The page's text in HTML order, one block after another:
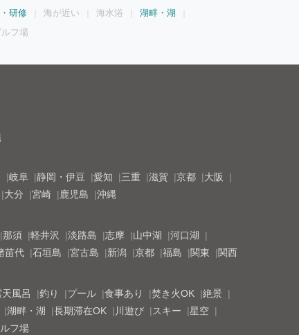
研修 海が近い 海水浴
湖畔・湖
ルフ場
岐阜 静岡・伊豆 愛知 三重 滋賀 京都
大阪
大分 宮崎 鹿児島
沖縄
那須 軽井沢 淡路島 志摩 山中湖
河口湖
苗代 石垣島 宮古島 新潟 京都 福島 関東
関西
天風呂 釣り プール 食事あり 焚き火OK
絶景
湖畔・湖 長期滞在OK 川遊び スキー
星空
フ場